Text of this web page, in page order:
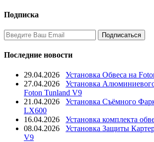
Подписка
Последние новости
29.04.2026
Установка Обвеса на
27.04.2026
Установка
Foton Tunland V9
21.04.2026
Установка Съёмного
LX600
16.04.2026
Установка комплекта
08.04.2026
Установка Защиты
V9